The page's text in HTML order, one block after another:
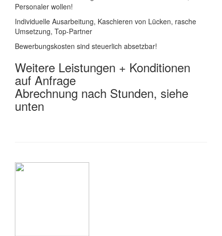
Personaler wollen!
Individuelle Ausarbeitung, Kaschieren von Lücken, rasche
Umsetzung, Top-Partner
Bewerbungskosten sind steuerlich absetzbar!
Weitere Leistungen + Konditionen
auf Anfrage
Abrechnung nach Stunden, siehe
unten